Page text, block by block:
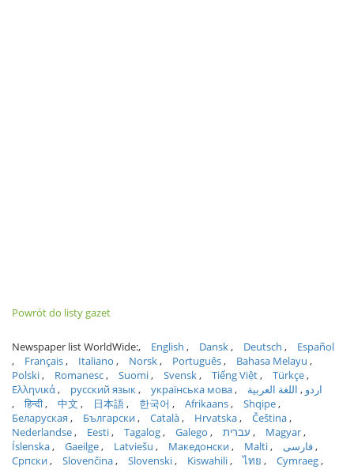
Powrót do listy gazet
Newspaper list WorldWide: English Dansk Deutsch
Español
Français
Italiano Norsk Português
Bahasa Melayu
Polski
Romanesc Suomi Svensk Tiếng Việt
Türkçe
Ελληνικά
русский язык українська мова اردو
اللغة العربية
हिन्दी
中文 日本語 한국어 Afrikaans
Shqipe
Беларуская
Български Català Hrvatska
Čeština
Nederlandse
Eesti Tagalog Galego עברית
Magyar
Íslenska
Gaeilge Latviešu Македонски Malti
فارسی
Српски
Slovenčina Slovenski Kiswahili ไทย
Cymraeg